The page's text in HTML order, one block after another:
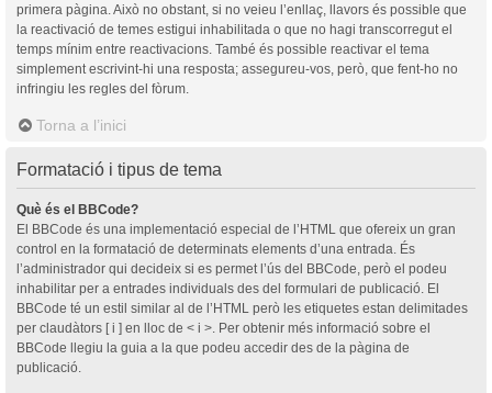
primera pàgina. Això no obstant, si no veieu l’enllaç, llavors és possible que
la reactivació de temes estigui inhabilitada o que no hagi transcorregut el
temps mínim entre reactivacions. També és possible reactivar el tema
simplement escrivint-hi una resposta; assegureu-vos, però, que fent-ho no
infringiu les regles del fòrum.
Torna a l’inici
Formatació i tipus de tema
Què és el BBCode?
El BBCode és una implementació especial de l’HTML que ofereix un gran
control en la formatació de determinats elements d’una entrada. És
l’administrador qui decideix si es permet l’ús del BBCode, però el podeu
inhabilitar per a entrades individuals des del formulari de publicació. El
BBCode té un estil similar al de l’HTML però les etiquetes estan delimitades
per claudàtors [ i ] en lloc de < i >. Per obtenir més informació sobre el
BBCode llegiu la guia a la que podeu accedir des de la pàgina de
publicació.